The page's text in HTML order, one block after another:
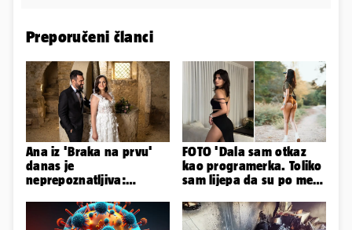
Preporučeni članci
Ana iz 'Braka na prvu'
danas je
neprepoznatljiva:
ovako sad izgleda
FOTO 'Dala sam otkaz
kao programerka. Toliko
sam lijepa da su po meni